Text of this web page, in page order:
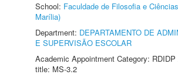
School: Faculdade de Filosofia e
Marília)
Department: DEPARTAMENTO DE
E SUPERVISÃO ESCOLAR
Academic Appointment Category:
title: MS-3.2